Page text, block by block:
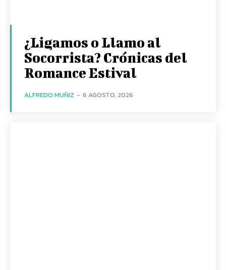
¿Ligamos o Llamo al
Socorrista? Crónicas del
Romance Estival
ALFREDO MUÑIZ - 6 AGOSTO, 2026